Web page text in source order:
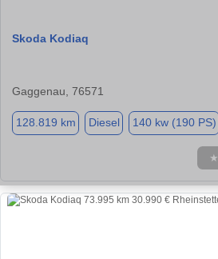
Skoda Kodiaq
Gaggenau, 76571
128.819 km Diesel 140 kw (190 PS)
★